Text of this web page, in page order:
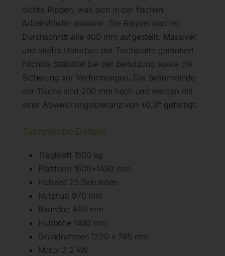
dichte Rippen, was sich in der flachen
Arbeitsfläche auswirkt. Die Rippen sind im
Durchschnitt alle 400 mm aufgestellt. Massiver
und steifer Unterbau der Tischplatte garantiert
höchste Stabilität bei der Benutzung sowie die
Sicherung vor Verformungen. Die Seitenwände
der Tische sind 200 mm hoch und werden mit
einer Abweichungstoleranz von ±0,3° gefertigt.
Technische Details
Tragkraft 1500 kg
Plattform 1500×1480 mm
Hubzeit 25 Sekunden
Nutzhub 970 mm
Bauhöhe 480 mm
Hubhöhe 1450 mm
Grundrahmen 1220 x 785 mm
Motor 2,2 kW